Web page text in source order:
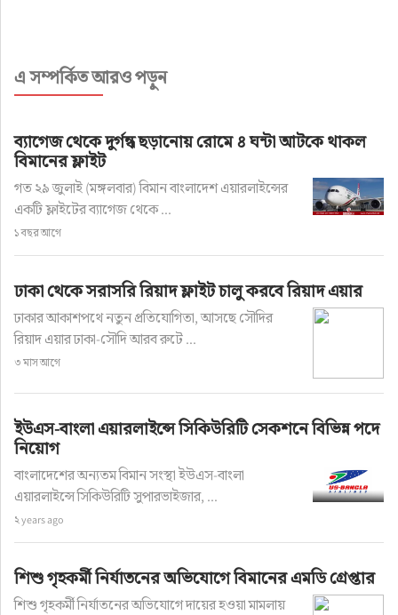
এ সম্পর্কিত আরও পড়ুন
ব্যাগেজ থেকে দুর্গন্ধ ছড়ানোয় রোমে ৪ ঘন্টা আটকে থাকল
বিমানের ফ্লাইট
গত ২৯ জুলাই (মঙ্গলবার) বিমান বাংলাদেশ এয়ারলাইন্সের
একটি ফ্লাইটের ব্যাগেজ থেকে ...
১ বছর আগে
ঢাকা থেকে সরাসরি রিয়াদ ফ্লাইট চালু করবে রিয়াদ এয়ার
ঢাকার আকাশপথে নতুন প্রতিযোগিতা, আসছে সৌদির
রিয়াদ এয়ার ঢাকা-সৌদি আরব রুটে ...
৩ মাস আগে
ইউএস-বাংলা এয়ারলাইন্সে সিকিউরিটি সেকশনে বিভিন্ন পদে
নিয়োগ
বাংলাদেশের অন্যতম বিমান সংস্থা ইউএস-বাংলা
এয়ারলাইন্সে সিকিউরিটি সুপারভাইজার, ...
২ years ago
শিশু গৃহকর্মী নির্যাতনের অভিযোগে বিমানের এমডি গ্রেপ্তার
শিশু গৃহকর্মী নির্যাতনের অভিযোগে দায়ের হওয়া মামলায়